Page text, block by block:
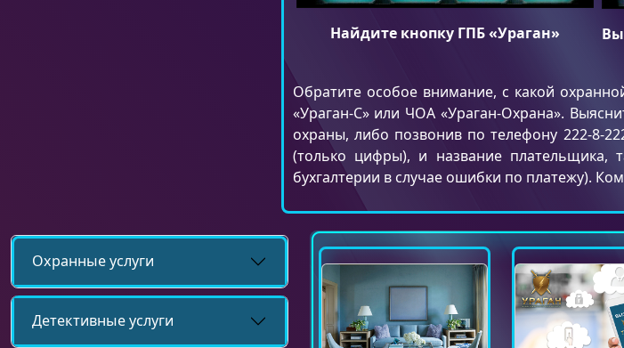
Найдите кнопку ГПБ «Ураган»
Обратите особое внимание, с какой
«Ураган-С» или ЧОА «Ураган-Охрана».
охраны, либо позвонив по телефону 222-8-
(только цифры), и название плательщика,
бухгалтерии в случае ошибки по платежу).
Охранные услуги
Детективные услуги